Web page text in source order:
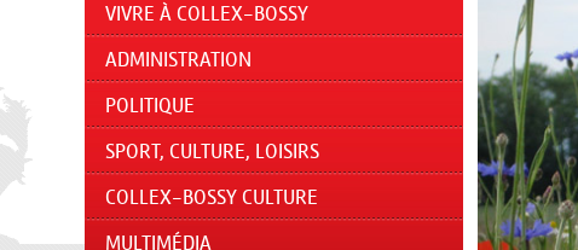
VIVRE À COLLEX-BOSSY
ADMINISTRATION
POLITIQUE
SPORT, CULTURE, LOISIRS
COLLEX-BOSSY CULTURE
MULTIMÉDIA